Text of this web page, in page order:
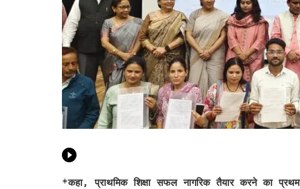
*कहा, प्राथमिक शिक्षा सफल नागरिक तैयार करने का प्रथम